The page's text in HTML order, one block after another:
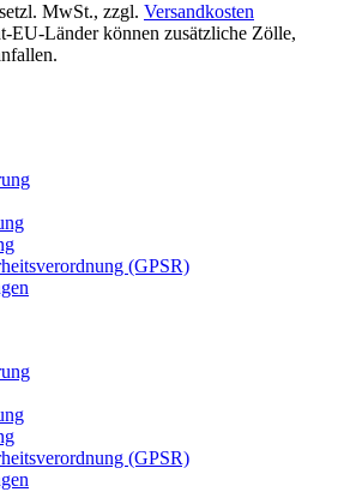
MwSt., zzgl. Versandkosten
EU-Länder können zusätzliche Zölle,
(GPSR)
(GPSR)